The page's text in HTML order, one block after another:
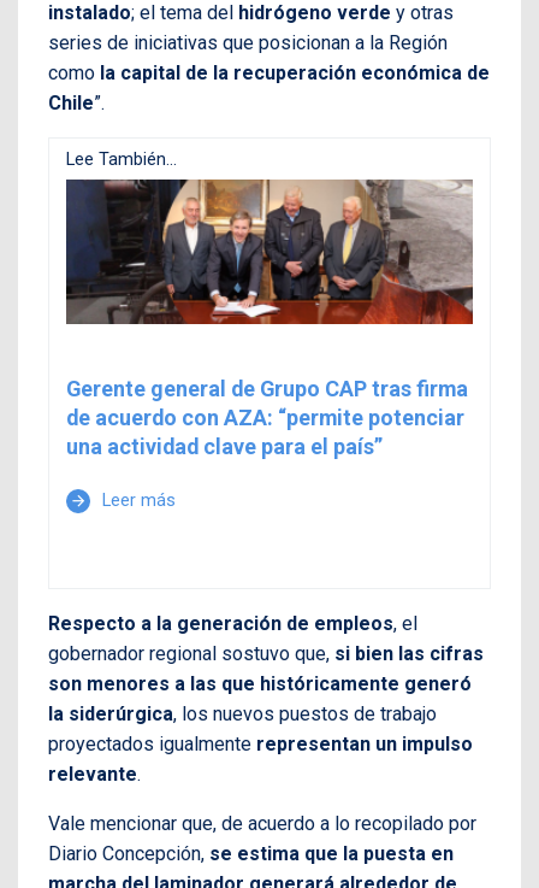
instalado; el tema del hidrógeno verde y otras
series de iniciativas que posicionan a la Región
como la capital de la recuperación económica de
Chile”.
Lee También...
Gerente general de Grupo CAP tras firma
de acuerdo con AZA: “permite potenciar
una actividad clave para el país”
arrow_forward Leer más
Respecto a la generación de empleos, el
gobernador regional sostuvo que, si bien las cifras
son menores a las que históricamente generó
la siderúrgica, los nuevos puestos de trabajo
proyectados igualmente representan un impulso
relevante.
Vale mencionar que, de acuerdo a lo recopilado por
Diario Concepción, se estima que la puesta en